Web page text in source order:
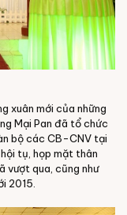
xuân mới của những
Mại Pan đã tổ chức
bộ các CB-CNV tại
tụ, họp mặt thân
vượt qua, cũng như
2015.